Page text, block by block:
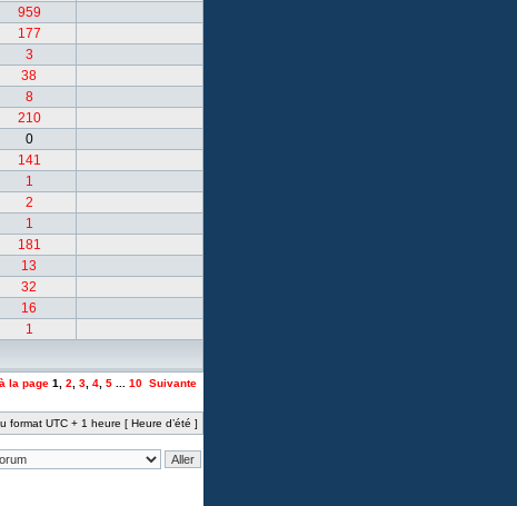
959
177
3
38
8
210
0
141
1
2
1
181
13
32
16
1
la page 1 2 3 4 5 10 Suivante
format UTC + 1 heure [ Heure d’été ]